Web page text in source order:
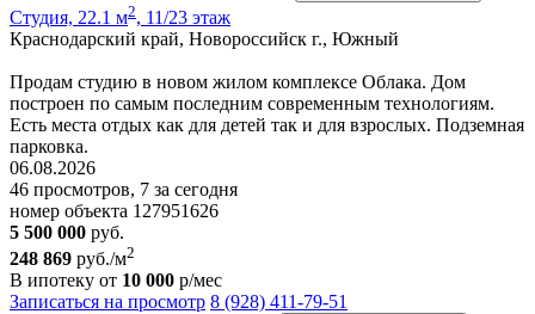
Студия, 22.1 м2, 11/23 этаж
Краснодарский край, Новороссийск г., Южный
Продам студию в новом жилом комплексе Облака. Дом
построен по самым последним современным технологиям.
Есть места отдых как для детей так и для взрослых. Подземная
парковка.
06.08.2026
46 просмотров, 7 за сегодня
номер объекта 127951626
5 500 000 руб.
248 869 руб./м2
В ипотеку от 10 000 р/мес
Записаться на просмотр 8 (928) 411-79-51